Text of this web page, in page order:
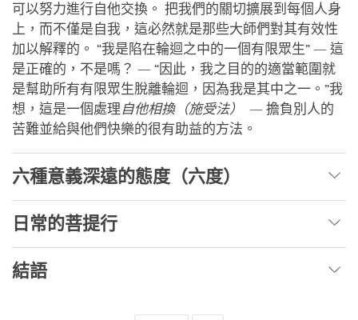
可以努力進行自他交換。 把我們的關切擴展到每個人身
上，而不僅是自我，這必然就是那些大師們對其有效性
加以解釋的。 “我是陷在輪迴之中的一個有限眾生” — 這
是正確的，不是嗎？ — “因此，我之目的的適當範圍就
是幫助所有有限眾生脫離輪迴，因為我是其中之一。”我
想，這是一個處理 自他相換（施受法）
— 擔負別人的
苦難並給與他們快樂的很有助益的方法。
六種意義深遠的態度（六度）
日常的菩提行
結語